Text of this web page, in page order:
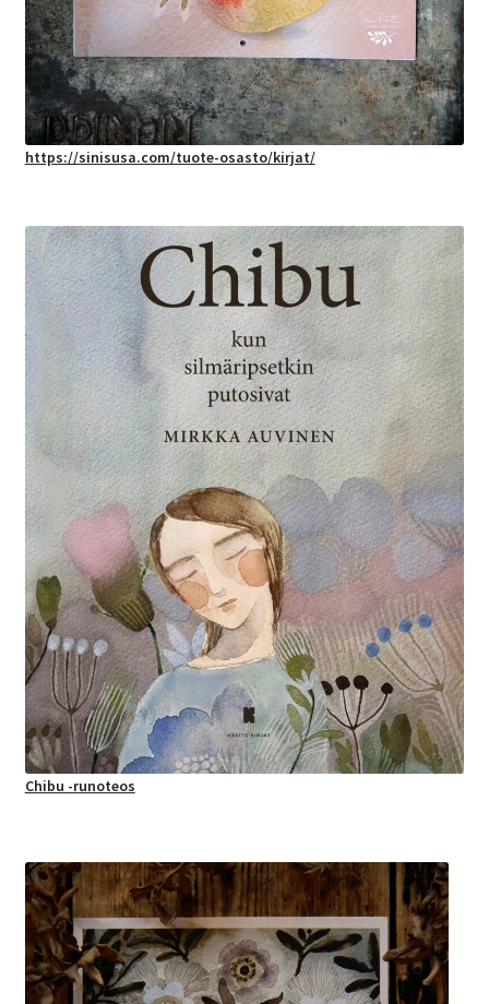
https://sinisusa.com/tuote-osasto/kirjat/
Chibu -runoteos